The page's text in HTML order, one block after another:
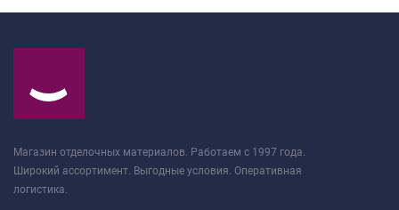
Магазин отделочных материалов. Работаем с 1997 года.
Широкий ассортимент. Выгодные условия. Оперативная
логистика.